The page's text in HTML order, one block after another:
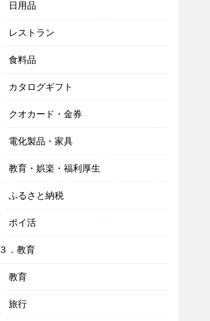
日用品
レストラン
食料品
カタログギフト
クオカード・金券
電化製品・家具
教育・娯楽・福利厚生
ふるさと納税
ポイ活
３．教育
教育
旅行